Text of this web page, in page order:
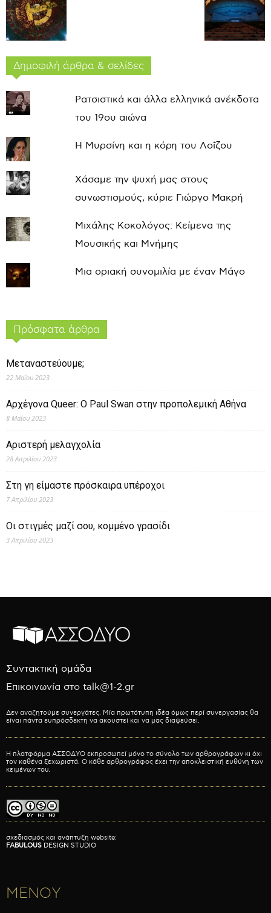
Δημοφιλή άρθρα & σελίδες
Ρατσιστικά και άλλα ελληνικά ανέκδοτα
του 19ου αιώνα
Η Μυρσίνη και η κόρη του Λοΐζου
Χάσαμε την ψυχή μας στους
συνωστισμούς, κύριε Γιώργο Μακρή
Μιχάλης Κοκολόγος: Κείμενα της
Μουσικής και Μνήμης
Μια οριακή συνομιλία με έναν Μάγο
Πρόσφατα άρθρα
Μεταναστεύουμε;
22 Μαΐου 2023
Αρχέγονα Queer: O Paul Swan στην προπολεμική Αθήνα
8 Μαΐου 2023
Αριστερή μελαγχολία
28 Απριλίου 2023
Στη γη είμαστε πρόσκαιρα υπέροχοι
7 Απριλίου 2023
Οι στιγμές μαζί σου, κομμένο γρασίδι
3 Απριλίου 2023
Συντακτική ομάδα
Επικοινωνία στο talk@1-2.gr
Δεν αναζητούμε συνεργάτες. Μία πρωτότυπη ιδέα όμως περί συνεργασίας θα
είναι πάντα ευπρόσδεκτη να ακουστεί και να μας διαψεύσει.
Η πλατφόρμα ΑΣΣΟΔΥΟ εκπροσωπεί μόνο το σύνολο των αρθρογράφων κι όχι
τον καθένα ξεχωριστά. Ο κάθε αρθρογράφος έχει την αποκλειστική ευθύνη των
κειμένων του.
σχεδιασμός και ανάπτυξη website:
FABULOUS DESIGN STUDIO
ΜΕΝΟΥ